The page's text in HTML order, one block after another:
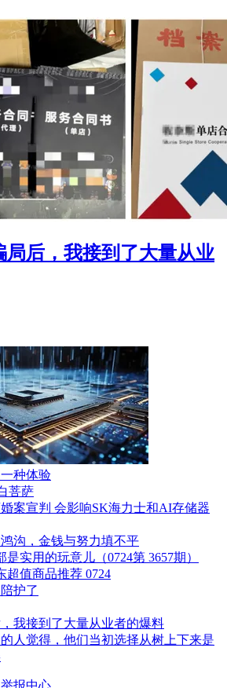
局后，我接到了大量从业
种体验
菩萨
案宣判 会影响SK海力士和AI存储器
沟，金钱与努力填不平
是实用的玩意儿（0724第 3657期）
超值商品推荐 0724
护了
我接到了大量从业者的爆料
人觉得，他们当初选择从树上下来是